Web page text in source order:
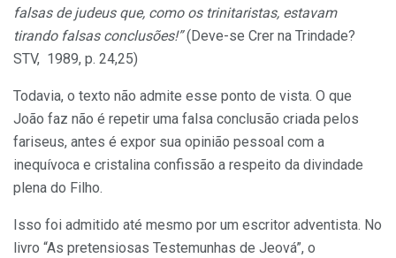
falsas de judeus que, como os trinitaristas, estavam
tirando falsas conclusões!”(Deve-se Crer na Trindade?
STV, 1989, p. 24,25)
Todavia, o texto não admite esse ponto de vista. O que
João faz não é repetir uma falsa conclusão criada pelos
fariseus, antes é expor sua opinião pessoal com a
inequívoca e cristalina confissão a respeito da divindade
plena do Filho.
Isso foi admitido até mesmo por um escritor adventista. No
livro “As pretensiosas Testemunhas de Jeová”, o